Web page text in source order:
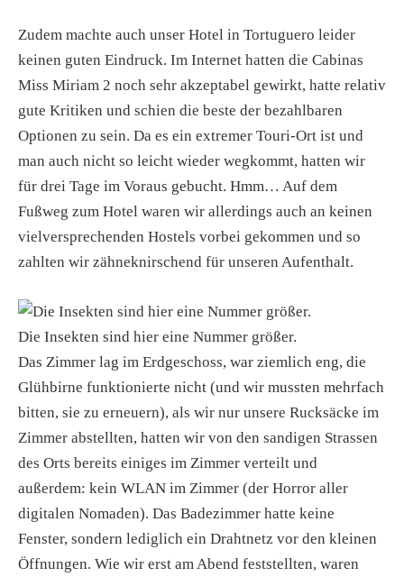
Zudem machte auch unser Hotel in Tortuguero leider
keinen guten Eindruck. Im Internet hatten die Cabinas
Miss Miriam 2 noch sehr akzeptabel gewirkt, hatte relativ
gute Kritiken und schien die beste der bezahlbaren
Optionen zu sein. Da es ein extremer Touri-Ort ist und
man auch nicht so leicht wieder wegkommt, hatten wir
für drei Tage im Voraus gebucht. Hmm… Auf dem
Fußweg zum Hotel waren wir allerdings auch an keinen
vielversprechenden Hostels vorbei gekommen und so
zahlten wir zähneknirschend für unseren Aufenthalt.
Die Insekten sind hier eine Nummer größer.
Das Zimmer lag im Erdgeschoss, war ziemlich eng, die
Glühbirne funktionierte nicht (und wir mussten mehrfach
bitten, sie zu erneuern), als wir nur unsere Rucksäcke im
Zimmer abstellten, hatten wir von den sandigen Strassen
des Orts bereits einiges im Zimmer verteilt und
außerdem: kein WLAN im Zimmer (der Horror aller
digitalen Nomaden). Das Badezimmer hatte keine
Fenster, sondern lediglich ein Drahtnetz vor den kleinen
Öffnungen. Wie wir erst am Abend feststellten, waren